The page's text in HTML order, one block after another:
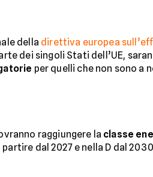
della direttiva europea
dei singoli Stati dell’UE,
per quelli che non sono a
raggiungere la classe
dal 2027 e nella D dal